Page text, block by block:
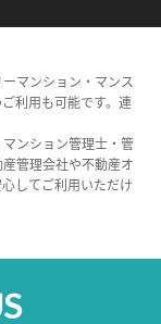
マンション・マンス
利用も可能です。連
ンション管理士・管
管理会社や不動産オ
してご利用いただけ